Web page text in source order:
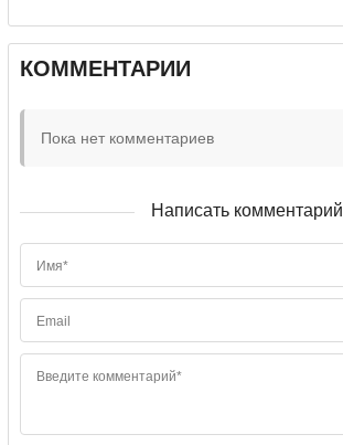
КОММЕНТАРИИ
Пока нет комментариев
Написать комментарий
Имя*
Email
Введите комментарий*